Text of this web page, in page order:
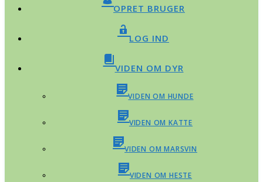
OPRET BRUGER
LOG IND
VIDEN OM DYR
VIDEN OM HUNDE
VIDEN OM KATTE
VIDEN OM MARSVIN
VIDEN OM HESTE